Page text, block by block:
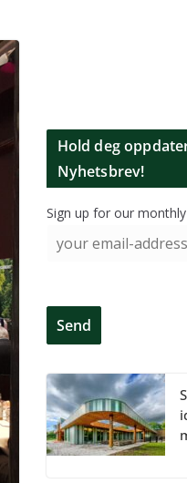
Hold deg
Nyhetsbrev!
Sign up for our